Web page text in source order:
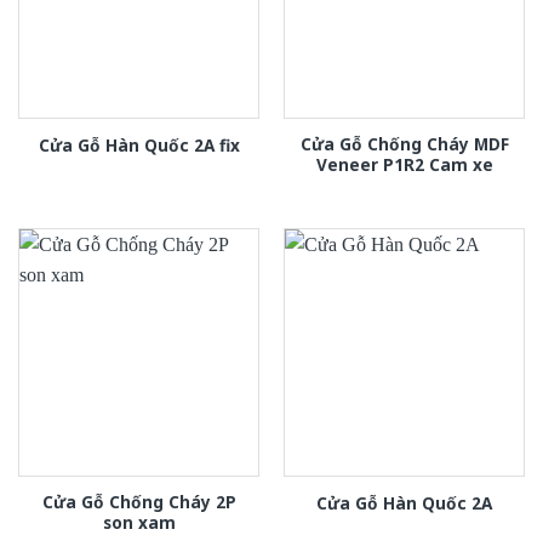
Cửa Gỗ Hàn Quốc 2A fix
Cửa Gỗ Chống Cháy MDF
Veneer P1R2 Cam xe
Cửa Gỗ Chống Cháy 2P
son xam
Cửa Gỗ Hàn Quốc 2A